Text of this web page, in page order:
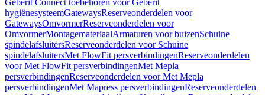
Geberit Connect toebehoren voor Geberit
hygiënesysteemGatewaysReserveonderdelen voor
GatewaysOmvormerReserveonderdelen voor
OmvormerMontagemateriaalArmaturen voor buizenSchuine
spindelafsluitersReserveonderdelen voor Schuine
spindelafsluitersMet FlowFit persverbindingenReserveonderdelen
voor Met FlowFit persverbindingenMet Mepla
persverbindingenReserveonderdelen voor Met Mepla
persverbindingenMet Mapress persverbindingenReserveonderdelen